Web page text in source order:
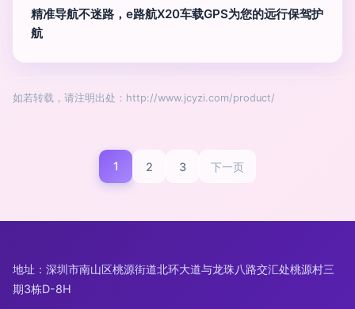
精准导航不迷路，e路航X20车载GPS为您的远行保驾护
航
如若转载，请注明出处：http://www.jcyzi.com/product/
1 2 3 下一页
地址：深圳市南山区桃源街道北环大道与龙珠八路交汇处桃源村三
期3栋D-8H